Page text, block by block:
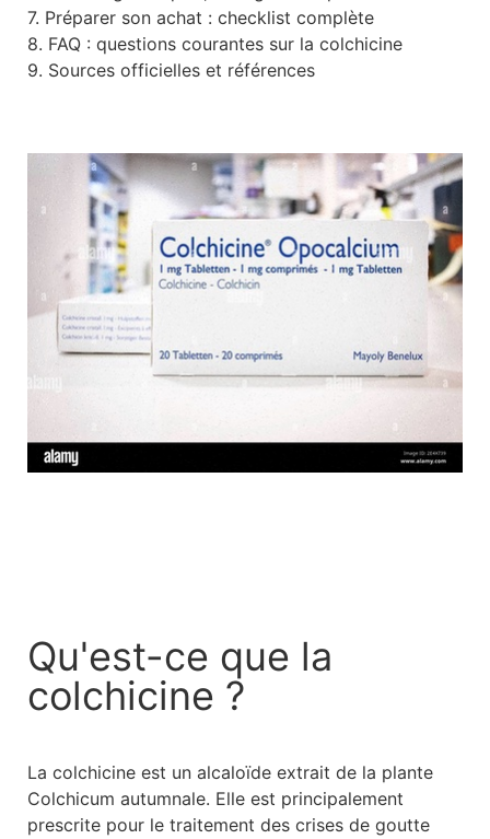
7. Préparer son achat : checklist complète
8. FAQ : questions courantes sur la colchicine
9. Sources officielles et références
Qu'est-ce que la
colchicine ?
La colchicine est un alcaloïde extrait de la plante
Colchicum autumnale. Elle est principalement
prescrite pour le traitement des crises de goutte